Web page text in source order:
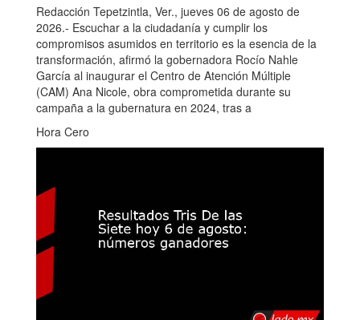
Redacción Tepetzintla, Ver., jueves 06 de agosto de
2026.- Escuchar a la ciudadanía y cumplir los
compromisos asumidos en territorio es la esencia de la
transformación, afirmó la gobernadora Rocío Nahle
García al inaugurar el Centro de Atención Múltiple
(CAM) Ana Nicole, obra comprometida durante su
campaña a la gubernatura en 2024, tras a
Hora Cero